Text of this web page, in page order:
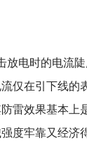
电时的电流陡
仅在引下线的
雷效果基本上
度牢靠又经济